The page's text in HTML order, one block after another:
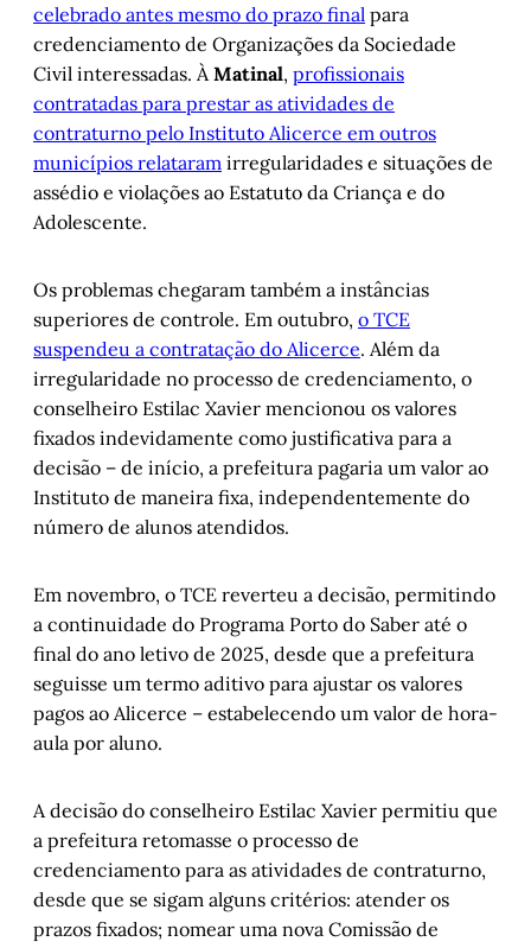
celebrado antes mesmo do prazo final para
credenciamento de Organizações da Sociedade
Civil interessadas. À Matinal, profissionais
contratadas para prestar as atividades de
contraturno pelo Instituto Alicerce em outros
municípios relataram irregularidades e situações de
assédio e violações ao Estatuto da Criança e do
Adolescente.
Os problemas chegaram também a instâncias
superiores de controle. Em outubro, o TCE
suspendeu a contratação do Alicerce. Além da
irregularidade no processo de credenciamento, o
conselheiro Estilac Xavier mencionou os valores
fixados indevidamente como justificativa para a
decisão – de início, a prefeitura pagaria um valor ao
Instituto de maneira fixa, independentemente do
número de alunos atendidos.
Em novembro, o TCE reverteu a decisão, permitindo
a continuidade do Programa Porto do Saber até o
final do ano letivo de 2025, desde que a prefeitura
seguisse um termo aditivo para ajustar os valores
pagos ao Alicerce – estabelecendo um valor de hora-
aula por aluno.
A decisão do conselheiro Estilac Xavier permitiu que
a prefeitura retomasse o processo de
credenciamento para as atividades de contraturno,
desde que se sigam alguns critérios: atender os
prazos fixados; nomear uma nova Comissão de